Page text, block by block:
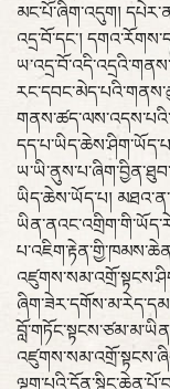
མང་པོ་ཞིག་འདུག།
འདྲ་བོ་དང་།
ཡིད་ཆེས་ཡོད་པ།